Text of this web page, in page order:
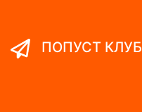
ПОПУСТ КЛУБ